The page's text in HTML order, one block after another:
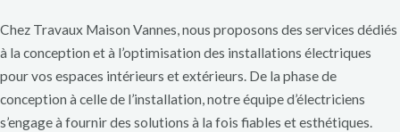
Chez Travaux Maison Vannes, nous proposons des services dédiés
à la conception et à l’optimisation des installations électriques
pour vos espaces intérieurs et extérieurs. De la phase de
conception à celle de l’installation, notre équipe d’électriciens
s’engage à fournir des solutions à la fois fiables et esthétiques.